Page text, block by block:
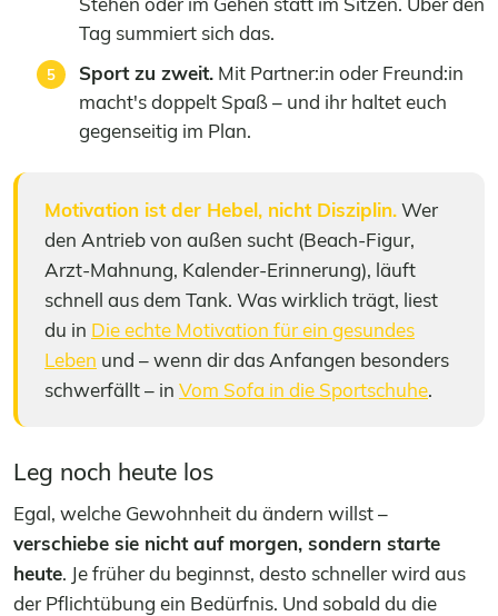
Tag summiert sich das.
Sport zu zweit. Mit Partner:in oder Freund:in
macht's doppelt Spaß – und ihr haltet euch
gegenseitig im Plan.
Motivation ist der Hebel, nicht Disziplin.Wer
den Antrieb von außen sucht (Beach-Figur,
Arzt-Mahnung, Kalender-Erinnerung), läuft
schnell aus dem Tank. Was wirklich trägt, liest
du in Die echte Motivation für ein gesundes
Leben und – wenn dir das Anfangen besonders
schwerfällt – in Vom Sofa in die Sportschuhe.
Leg noch heute los
Egal, welche Gewohnheit du ändern willst –
verschiebe sie nicht auf morgen, sondern starte
heute. Je früher du beginnst, desto schneller wird aus
der Pflichtübung ein Bedürfnis. Und sobald du die